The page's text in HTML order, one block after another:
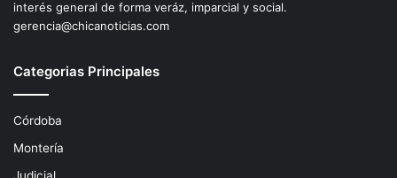
interés general de forma veráz, imparcial y social.
gerencia@chicanoticias.com
Categorias Principales
Córdoba
Montería